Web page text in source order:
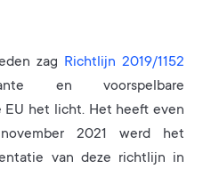
zag Richtlijn 2019/1152
en voorspelbare
EU het licht. Het heeft even
2021 werd het
van deze richtlijn in